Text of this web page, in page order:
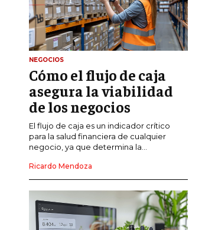
GESTIÓN DE LA INNOVACIÓN
TECNOLÓGICA
TRANSFORMACIÓN DIGITAL
ANALÍTICA EMPRESARIAL Y BUSINESS
INTELLIGENCE
CIBERSEGURIDAD EMPRESARIAL
ESTRATEGIA
EMPRESAS FAMILIARES Y SUCESIÓN
NEGOCIACIÓN Y RESOLUCIÓN DE
CONFLICTOS
DERECHO EMPRESARIAL Y
REGULACIONES
NEGOCIOS
Cómo el flujo de caja
asegura la viabilidad
de los negocios
El flujo de caja es un indicador crítico
para la salud financiera de cualquier
negocio, ya que determina la...
Ricardo Mendoza